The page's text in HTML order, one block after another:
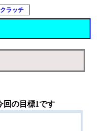
ラッチ
回の目標1です